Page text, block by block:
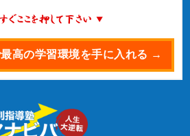
高の学習環境を手に入れる →